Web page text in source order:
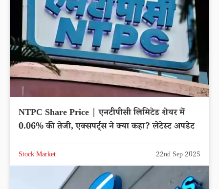
NTPC Share Price | एनटीपीसी लिमिटेड शेयर में
0.06% की तेजी, एक्सपर्ट्स ने क्या कहा? लेटेस्ट अपडेट
Stock Market 22nd Sep 2025